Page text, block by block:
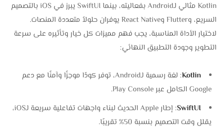
Kotlin مثالي لـAndroid بفعاليته، بينما SwiftUI يبرز في iOS بالتصميم
السريع، وFlutter وReact Native يوفران حلولاً متعددة المنصات.
لاختيار الأداة المناسبة، يجب فهم مميزات كل خيار وتأثيره على سرعة
التطوير وجودة التطبيق النهائي:
Kotlin
: لغة رسمية لـAndroid، توفر كودًا موجزًا وآمنًا مع دعم
Google الكامل عبر Play Console.
SwiftUI
: إطار Apple الحديث لبناء واجهات تفاعلية سريعة لـiOS،
يقلل وقت التصميم بنسبة 50% تقريبًا.